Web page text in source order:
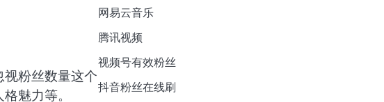
粉丝数量这个
魅力等。
网易云音乐
腾讯视频
视频号有效粉丝
抖音粉丝在线刷